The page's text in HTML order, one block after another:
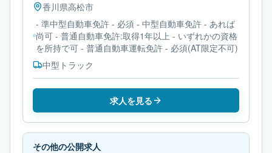
香川県高松市
- 準中型自動車免許 - 必須 - 中型自動車免許 - あれば
尚可 - 普通自動車免許:取得1年以上 - いずれかの資格
を所持で可 - 普通自動車運転免許 - 必須(AT限定不可)
中型トラック
求人を見る
その他の公開求人